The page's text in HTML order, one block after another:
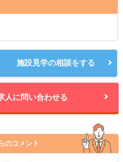
施設見学の相談をする
人に問い合わせる
のコメント